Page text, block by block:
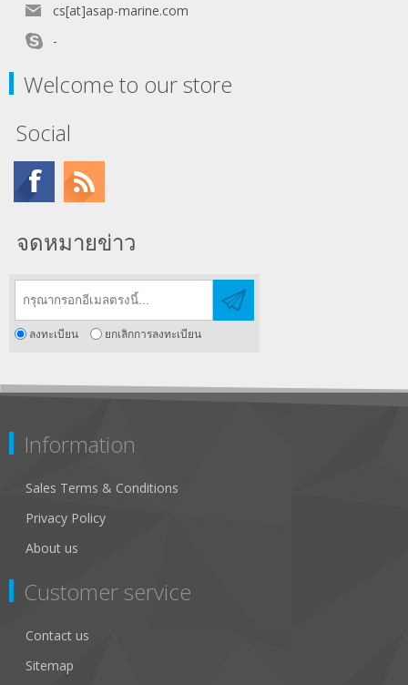
cs[at]asap-marine.com
-
Welcome to our store
Social
จดหมายข่าว
ลงทะเบียน ยกเลิกการลงทะเบียน
Information
Sales Terms & Conditions
Privacy Policy
About us
Customer service
Contact us
Sitemap